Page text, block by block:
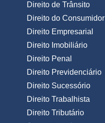
Direito de Trânsito
Direito do Consumidor
Direito Empresarial
Direito Imobiliário
Direito Penal
Direito Previdenciário
Direito Sucessório
Direito Trabalhista
Direito Tributário